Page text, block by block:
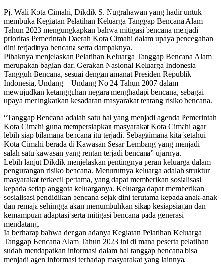
Pj. Wali Kota Cimahi, Dikdik S. Nugrahawan yang hadir untuk
membuka Kegiatan Pelatihan Keluarga Tanggap Bencana Alam
Tahun 2023 mengungkapkan bahwa mitigasi bencana menjadi
prioritas Pemerintah Daerah Kota Cimahi dalam upaya pencegahan
dini terjadinya bencana serta dampaknya.
Pihaknya menjelaskan Pelatihan Keluarga Tanggap Bencana Alam
merupakan bagian dari Gerakan Nasional Keluarga Indonesia
Tangguh Bencana, sesuai dengan amanat Presiden Republik
Indonesia, Undang – Undang No 24 Tahun 2007 dalam
mewujudkan ketangguhan negara menghadapi bencana, sebagai
upaya meningkatkan kesadaran masyarakat tentang risiko bencana.
“Tanggap Bencana adalah satu hal yang menjadi agenda Pemerintah
Kota Cimahi guna mempersiapkan masyarakat Kota Cimahi agar
lebih siap bilamana bencana itu terjadi. Sebagaimana kita ketahui
Kota Cimahi berada di Kawasan Sesar Lembang yang menjadi
salah satu kawasan yang rentan terjadi bencana” ujarnya.
Lebih lanjut Dikdik menjelaskan pentingnya peran keluarga dalam
pengurangan risiko bencana. Menurutnya keluarga adalah struktur
masyarakat terkecil pertama, yang dapat memberikan sosialisasi
kepada setiap anggota keluarganya. Keluarga dapat memberikan
sosialisasi pendidikan bencana sejak dini terutama kepada anak-anak
dan remaja sehingga akan menumbuhkan sikap kesiapsiagan dan
kemampuan adaptasi serta mitigasi bencana pada generasi
mendatang.
Ia berharap bahwa dengan adanya Kegiatan Pelatihan Keluarga
Tanggap Bencana Alam Tahun 2023 ini di mana peserta pelatihan
sudah mendapatkan informasi dalam hal tanggap bencana bisa
menjadi agen informasi terhadap masyarakat yang lainnya.